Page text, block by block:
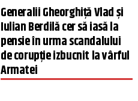
Generalii Gheorghiță Vlad și
Iulian Berdilă cer să iasă la
pensie în urma scandalului
de corupție izbucnit la vârful
Armatei